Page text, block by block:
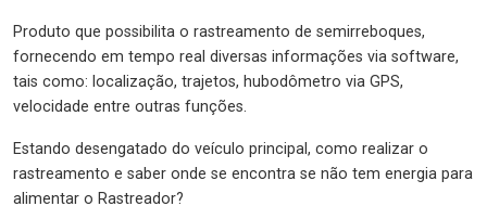
Produto que possibilita o rastreamento de semirreboques,
fornecendo em tempo real diversas informações via software,
tais como: localização, trajetos, hubodômetro via GPS,
velocidade entre outras funções.
Estando desengatado do veículo principal, como realizar o
rastreamento e saber onde se encontra se não tem energia para
alimentar o Rastreador?